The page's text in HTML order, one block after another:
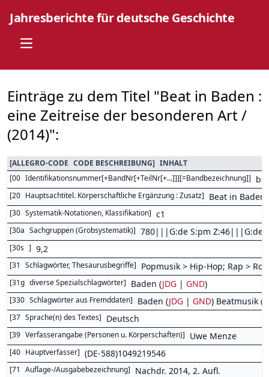
Jahresberichte für deutsche Geschichte
Open main menu
Einträge zu dem Titel "Beat in Baden :
eine Zeitreise der besonderen Art /
(2014)":
[ALLEGRO-CODE CODE BESCHREIBUNG] INHALT
[00 Identifikationsnummer[+BandNr[+TeilNr[+...]]][=Bandbezeichnung]]
[20 Hauptsachtitel. Körperschaftliche Ergänzung : Zusatz] Beat in
[30 Systematik-Notationen, Klassifikation] c1
[30a Sachgruppen (Grobsystematik)] 780|||G:de S:pm Z:46|||G:de
[30s ] 9,2
[31 Schlagwörter, Thesaurusbegriffe] Popmusik > Hip-Hop; Rap >
[31g diverse Spezialschlagwörter] Baden (JDG | GND)
[330 Schlagwörter aus Fremddaten] Baden (JDG | GND) Beatmusik (
[37 Sprache(n) des Textes] Deutsch
[39 Verfasserangabe (Personen u. Körperschaften)] Uwe Menze
[40 Hauptverfasser] (DE-588)1049219546
[71 Auflage-/Ausgabebezeichnung] Nachdr. 2014, 2. Aufl.